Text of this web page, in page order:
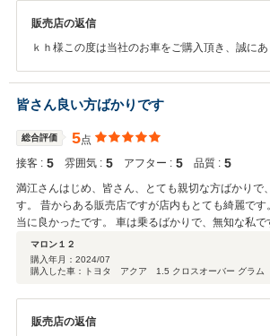
販売店の返信
ｋｈ様この度は当社のお車をご購入頂き、誠に
います。 カローラクロスは多くの装備が搭載さ
が今後出てくるかと思います。 是非お気軽にお
ば幸いです。 今後とも末永いお付き合いを宜し
カーメイト曽根満江
皆さん良い方ばかりです
総合評価 5点
接客 : 5 雰囲気 : 5 アフター : 5 品質 : 5
満江さんはじめ、皆さん、とても親切な方ばかりで
す。 昔からある販売店ですが店内もとても綺麗で
当に良かったです。 車は乗るばかりで、無知な私
くお願いします。
マロン１２
購入年月： 2024/07
購入した車：トヨタ アクア 1.5 クロスオーバー グラム
販売店の返信